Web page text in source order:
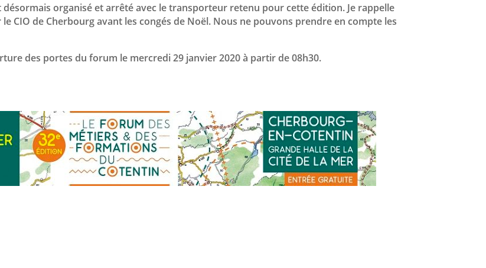
désormais organisé et arrêté avec le transporteur retenu pour cette édition. Je rappelle
CIO de Cherbourg avant les congés de Noël. Nous ne pouvons prendre en compte les
des portes du forum le mercredi 29 janvier 2020 à partir de 08h30.